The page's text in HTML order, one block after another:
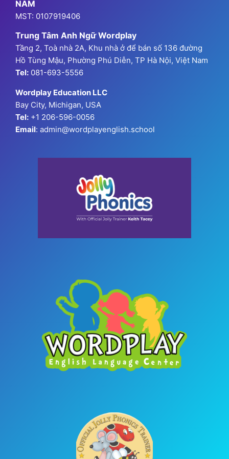
NAM
MST: 0107919406
Trung Tâm Anh Ngữ Wordplay
Tầng 2, Toà nhà 2A, Khu nhà ở để bán số 136 đường
Hồ Tùng Mậu, Phường Phú Diễn, TP Hà Nội, Việt Nam
Tel: 081-693-5556
Wordplay Education LLC
Bay City, Michigan, USA
Tel: +1 206-596-0056
Email: admin@wordplayenglish.school